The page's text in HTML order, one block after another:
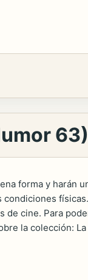
63)
forma y harán
de cine. Para
la colección: